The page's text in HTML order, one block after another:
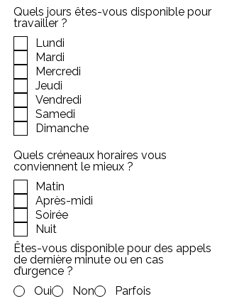
Quels jours êtes-vous disponible pour
travailler ?
Lundi
Mardi
Mercredi
Jeudi
Vendredi
Samedi
Dimanche
Quels créneaux horaires vous
conviennent le mieux ?
Matin
Après-midi
Soirée
Nuit
Êtes-vous disponible pour des appels
de dernière minute ou en cas
d’urgence ?
Oui
Non Parfois